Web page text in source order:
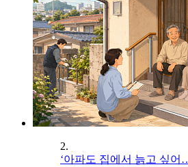
2.
‘아파도 집에서 늙고 싶어